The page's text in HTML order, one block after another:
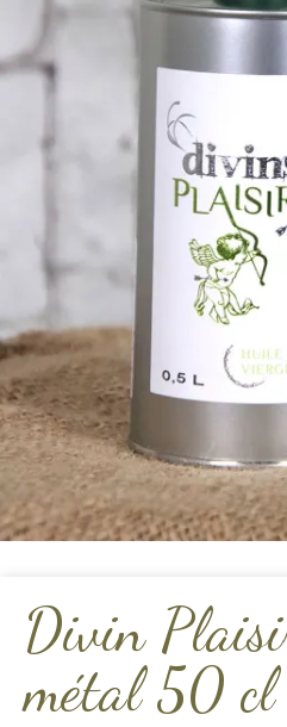
Divin
métal 50 cl